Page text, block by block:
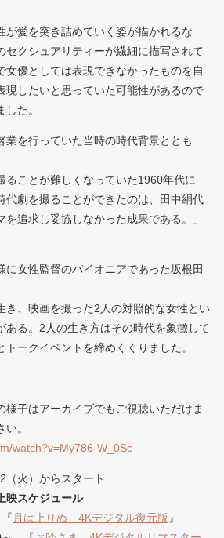
が愛を突き詰めていく姿が描かれるな
セクシュアリティーが繊細に描写されて
女優としては表現できなかったものを自
現したいと思っていた可能性があるので
た。
業を行っていた当時の時代背景ととも
ることが難しくなっていた1960年代に
代劇を撮ることができたのは、田中絹代
追求し妥協しなかった成果である。」
に女性監督のパイオニアであった坂根田
き、映画を撮った2人の対照的な女性とい
ある。2人の生き方はその時代を象徴して
ークイベントを締めくくりました。
様子はアーカイブでもご視聴いただけま
。
watch?v=My786-W_0Sc
（火）からスタート
映スケジュール
月は上りぬ 4Kデジタル復元版』